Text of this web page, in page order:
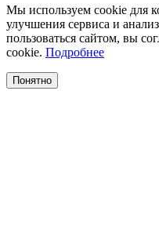
Мы используем cookie для
улучшения сервиса и
пользоваться сайтом, вы
cookie. Подробнее
Понятно